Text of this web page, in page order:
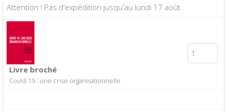
Attention ! Pas d'expédition jusqu'au lundi 17 août
Livre broché
Covid-19 : une crise organisationnelle